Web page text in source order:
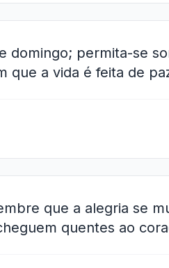
domingo; permita-se
que a vida é feita de
que a alegria se
quentes ao